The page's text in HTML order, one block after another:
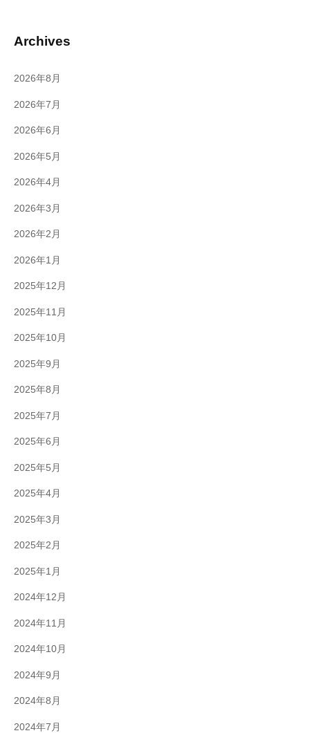
Archives
2026年8月
2026年7月
2026年6月
2026年5月
2026年4月
2026年3月
2026年2月
2026年1月
2025年12月
2025年11月
2025年10月
2025年9月
2025年8月
2025年7月
2025年6月
2025年5月
2025年4月
2025年3月
2025年2月
2025年1月
2024年12月
2024年11月
2024年10月
2024年9月
2024年8月
2024年7月